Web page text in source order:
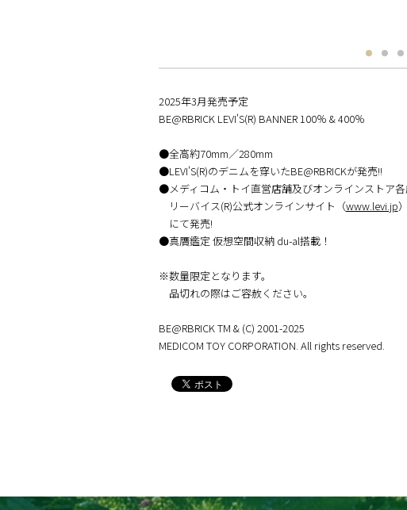
2025年3月発売予定
BE@RBRICK LEVI'S(R) BANNER 100％ & 400％
●全高約70mm／280mm
●LEVI'S(R)のデニムを穿いたBE@RBRICKが発売!!
●メディコム・トイ直営店舗及びオンラインストア各
リーバイス(R)公式オンラインサイト（www.levi.jp）
にて発売!
●真贋鑑定 仮想空間収納 du-al搭載！
※数量限定となります。
品切れの際はご容赦ください。
BE@RBRICK TM & (C) 2001-2025
MEDICOM TOY CORPORATION. All rights reserved.